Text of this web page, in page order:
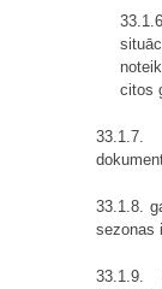
citos
33.1.7.
33.1.8.
sezonas
33.1.9.